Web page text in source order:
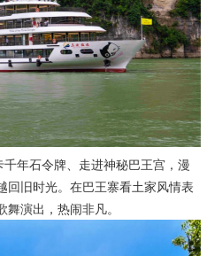
千年石令牌、走进神秘巴王宫，漫
回旧时光。在巴王寨看土家风情表
演出，热闹非凡。